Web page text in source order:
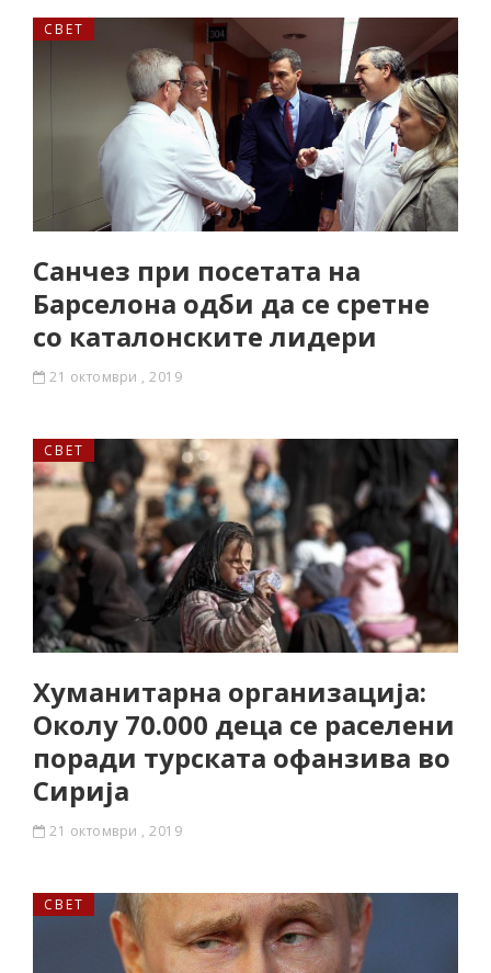
СВЕТ
Санчез при посетата на
Барселона одби да се сретне
со каталонските лидери
21 октомври , 2019
СВЕТ
Хуманитарна организација:
Околу 70.000 деца се раселени
поради турската офанзива во
Сирија
21 октомври , 2019
СВЕТ